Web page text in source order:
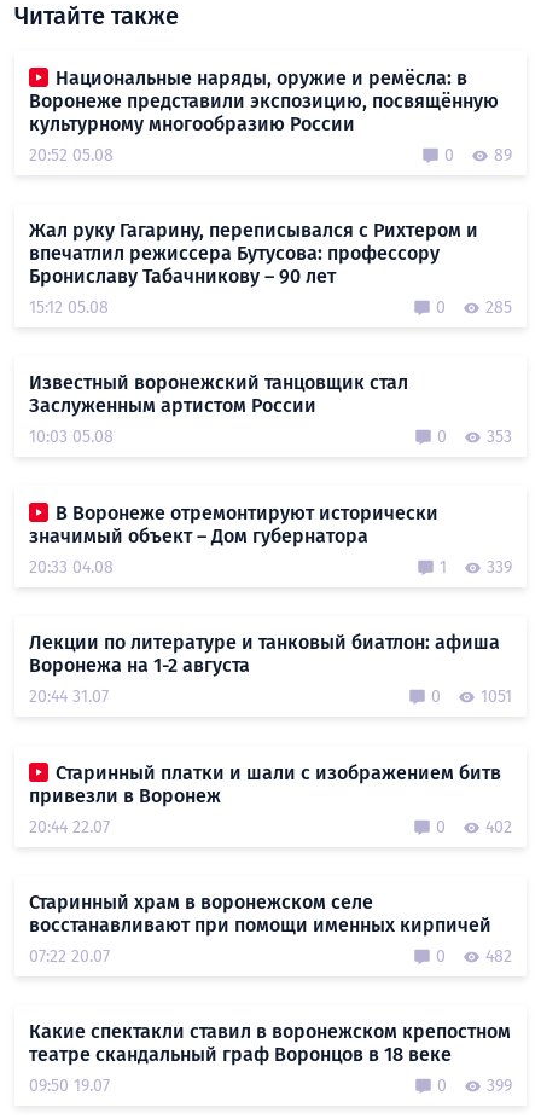
Читайте также
Национальные наряды, оружие и ремёсла: в
Воронеже представили экспозицию, посвящённую
культурному многообразию России
20:52 05.08 0 89
Жал руку Гагарину, переписывался с Рихтером и
впечатлил режиссера Бутусова: профессору
Брониславу Табачникову – 90 лет
15:12 05.08 0 285
Известный воронежский танцовщик стал
Заслуженным артистом России
10:03 05.08 0 353
В Воронеже отремонтируют исторически
значимый объект – Дом губернатора
20:33 04.08 1 339
Лекции по литературе и танковый биатлон: афиша
Воронежа на 1-2 августа
20:44 31.07 0 1051
Старинный платки и шали с изображением битв
привезли в Воронеж
20:44 22.07 0 402
Старинный храм в воронежском селе
восстанавливают при помощи именных кирпичей
07:22 20.07 0 482
Какие спектакли ставил в воронежском крепостном
театре скандальный граф Воронцов в 18 веке
09:50 19.07 0 399